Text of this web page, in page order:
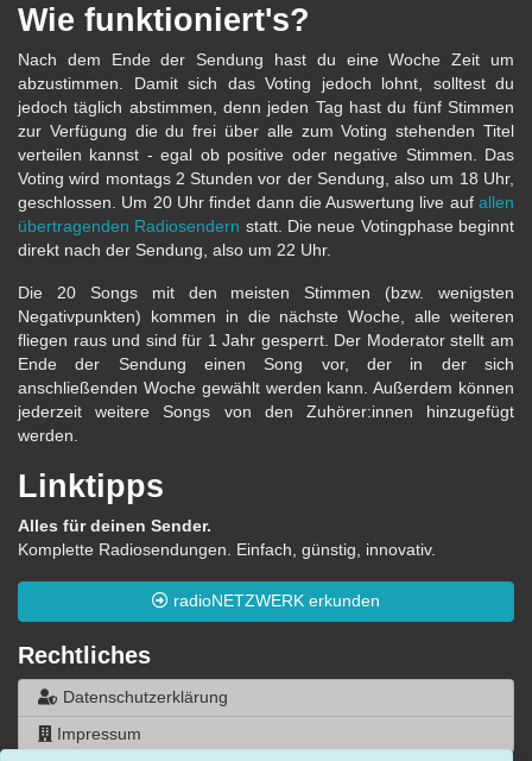
Wie funktioniert's?
Nach dem Ende der Sendung hast du eine Woche Zeit um
abzustimmen. Damit sich das Voting jedoch lohnt, solltest du
jedoch täglich abstimmen, denn jeden Tag hast du fünf Stimmen
zur Verfügung die du frei über alle zum Voting stehenden Titel
verteilen kannst - egal ob positive oder negative Stimmen. Das
Voting wird montags 2 Stunden vor der Sendung, also um 18 Uhr,
geschlossen. Um 20 Uhr findet dann die Auswertung live auf allen
übertragenden Radiosendern statt. Die neue Votingphase beginnt
direkt nach der Sendung, also um 22 Uhr.
Die 20 Songs mit den meisten Stimmen (bzw. wenigsten
Negativpunkten) kommen in die nächste Woche, alle weiteren
fliegen raus und sind für 1 Jahr gesperrt. Der Moderator stellt am
Ende der Sendung einen Song vor, der in der sich
anschließenden Woche gewählt werden kann. Außerdem können
jederzeit weitere Songs von den Zuhörer:innen hinzugefügt
werden.
Linktipps
Alles für deinen Sender.
Komplette Radiosendungen. Einfach, günstig, innovativ.
radioNETZWERK erkunden
Rechtliches
Datenschutzerklärung
Impressum